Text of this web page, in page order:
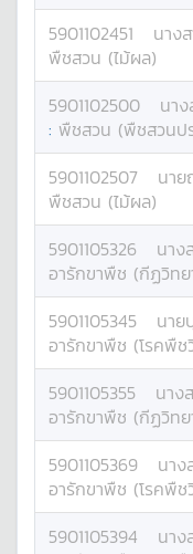
5901102451 นาง
พืชสวน (ไม้ผล)
5901102500 นาง
: พืชสวน (พืชสวนป
5901102507 นาย
พืชสวน (ไม้ผล)
5901105326 นาง
อารักขาพืช (กีฏวิทย
5901105345 นาย
อารักขาพืช (โรคพืช
5901105355 นาง
อารักขาพืช (กีฏวิทย
5901105369 นาง
อารักขาพืช (โรคพืช
5901105394 นาง